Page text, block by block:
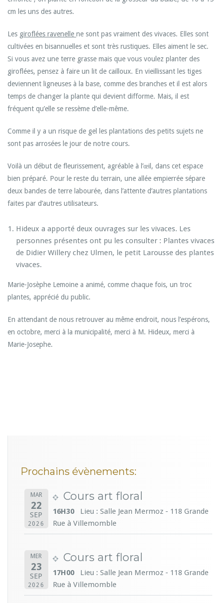
cm les uns des autres.
Les giroflées ravenelle ne sont pas vraiment des vivaces. Elles sont
cultivées en bisannuelles et sont très rustiques. Elles aiment le sec.
Si vous avez une terre grasse mais que vous voulez planter des
giroflées, pensez à faire un lit de cailloux. En vieillissant les tiges
deviennent ligneuses à la base, comme des branches et il est alors
temps de changer la plante qui devient difforme. Mais, il est
fréquent qu’elle se ressème d’elle-même.
Comme il y a un risque de gel les plantations des petits sujets ne
sont pas arrosées le jour de notre cours.
Voilà un début de fleurissement, agréable à l’œil, dans cet espace
bien préparé. Pour le reste du terrain, une allée empierrée sépare
deux bandes de terre labourée, dans l’attente d’autres plantations
faites par d’autres utilisateurs.
Hideux a apporté deux ouvrages sur les vivaces. Les
personnes présentes ont pu les consulter : Plantes vivaces
de Didier Willery chez Ulmen, le petit Larousse des plantes
vivaces.
Marie-Josèphe Lemoine a animé, comme chaque fois, un troc
plantes, apprécié du public.
En attendant de nous retrouver au même endroit, nous l’espérons,
en octobre, merci à la municipalité, merci à M. Hideux, merci à
Marie-Josephe.
Prochains évènements:
MAR
22
SEP
2026
Cours art floral
16H30
Lieu : Salle Jean Mermoz - 118 Grande
Rue à Villemomble
MER
23
SEP
2026
Cours art floral
17H00
Lieu : Salle Jean Mermoz - 118 Grande
Rue à Villemomble